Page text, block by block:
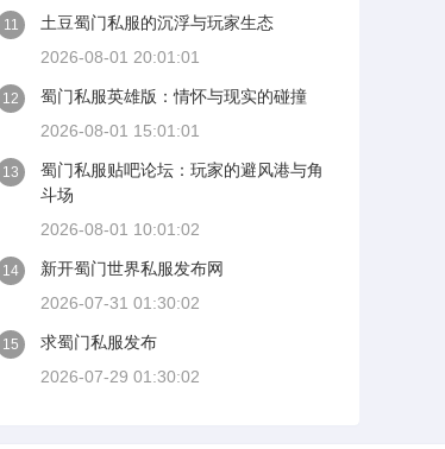
11
土豆蜀门私服的沉浮与玩家生态
2026-08-01 20:01:01
12
蜀门私服英雄版：情怀与现实的碰撞
2026-08-01 15:01:01
13
蜀门私服贴吧论坛：玩家的避风港与角
斗场
2026-08-01 10:01:02
14
新开蜀门世界私服发布网
2026-07-31 01:30:02
15
求蜀门私服发布
2026-07-29 01:30:02